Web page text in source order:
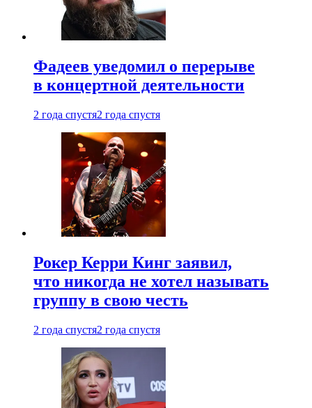
Фадеев уведомил о перерыве
в концертной деятельности
2 года спустя2 года спустя
Рокер Керри Кинг заявил,
что никогда не хотел называть
группу в свою честь
2 года спустя2 года спустя